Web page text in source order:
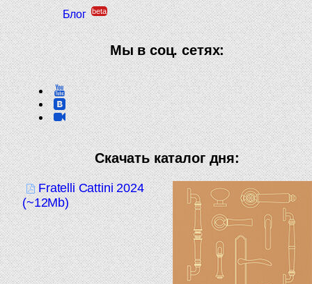
Блог beta
Мы в соц. сетях:
Скачать каталог дня:
Fratelli Cattini 2024
(~12Mb)